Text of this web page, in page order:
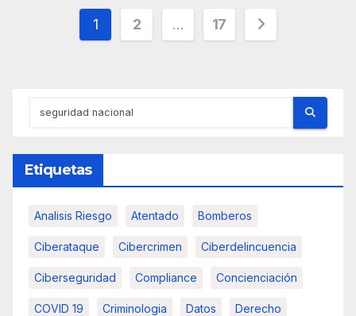
Paginación
1 2 … 17
Etiquetas
Analisis Riesgo Atentado Bomberos
Ciberataque Cibercrimen Ciberdelincuencia
Ciberseguridad Compliance Concienciación
COVID 19 Criminologia Datos Derecho